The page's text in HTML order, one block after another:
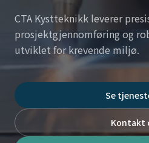
CTA Kystteknikk leverer
prosjektgjennomføring og
utviklet for krevende miljø.
Se
Kontakt